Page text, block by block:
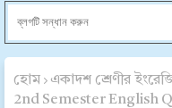
হোম
একাদশ শ্রেণীর
2nd Semester English